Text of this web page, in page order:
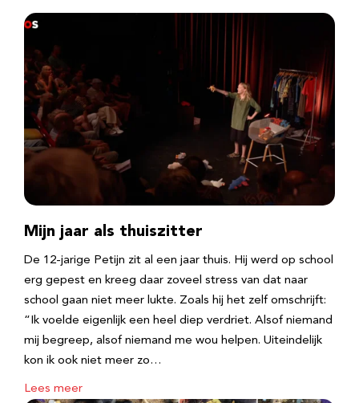
Mijn jaar als thuiszitter
De 12-jarige Petijn zit al een jaar thuis. Hij werd op school
erg gepest en kreeg daar zoveel stress van dat naar
school gaan niet meer lukte. Zoals hij het zelf omschrijft:
“Ik voelde eigenlijk een heel diep verdriet. Alsof niemand
mij begreep, alsof niemand me wou helpen. Uiteindelijk
kon ik ook niet meer zo…
Lees meer